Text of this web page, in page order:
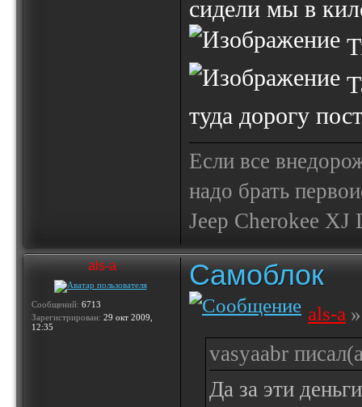
сидели мы в
туда дорогу
Если все
надо брать
Jeep Cherokee
als-a
Сообщений: 6713
Зарегистрирован: 29 окт 2009,
12:35
Самоблок
als-a
vasyaabr
Да за эти